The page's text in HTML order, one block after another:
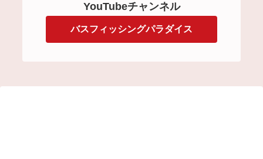
YouTubeチャンネル
バスフィッシングパラダイス